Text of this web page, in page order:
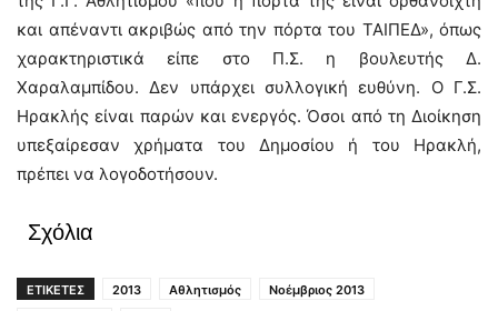
και απέναντι ακριβώς από την πόρτα του ΤΑΙΠΕΔ», όπως
χαρακτηριστικά είπε στο Π.Σ. η βουλευτής Δ.
Χαραλαμπίδου. Δεν υπάρχει συλλογική ευθύνη. Ο Γ.Σ.
Ηρακλής είναι παρών και ενεργός. Όσοι από τη Διοίκηση
υπεξαίρεσαν χρήματα του Δημοσίου ή του Ηρακλή,
πρέπει να λογοδοτήσουν.
Σχόλια
ΕΤΙΚΕΤΕΣ 2013 Αθλητισμός
Νοέμβριος 2013